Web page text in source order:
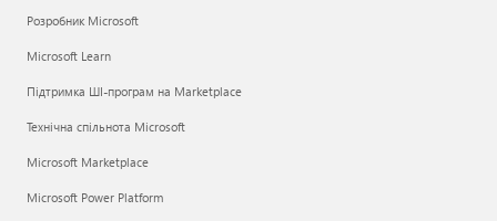
Розробник Microsoft
Microsoft Learn
Підтримка ШІ-програм на Marketplace
Технічна спільнота Microsoft
Microsoft Marketplace
Microsoft Power Platform